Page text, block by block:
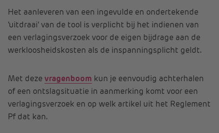
Het aanleveren van een ingevulde en ondertekende
'uitdraai' van de tool is verplicht bij het indienen van
een verlagingsverzoek voor de eigen bijdrage aan de
werkloosheidskosten als de inspanningsplicht geldt.
Met deze vragenboom kun je eenvoudig achterhalen
of een ontslagsituatie in aanmerking komt voor een
verlagingsverzoek en op welk artikel uit het Reglement
Pf dat kan.